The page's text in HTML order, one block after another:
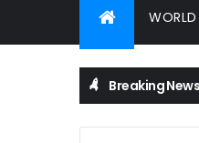
WORLD
Breaking News